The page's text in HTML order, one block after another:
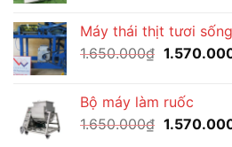
Máy thái thịt tươi
1.650.000₫ Giá
1.650.000₫.
Bộ máy làm ruốc
1.650.000₫ Giá